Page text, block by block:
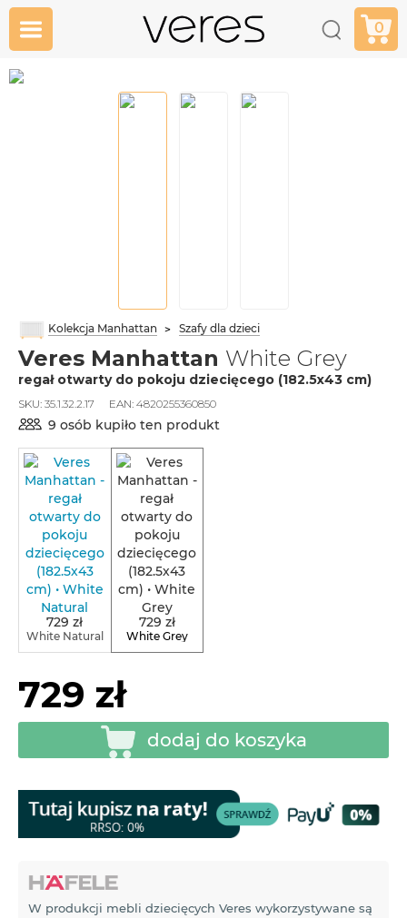
0
Kolekcja Manhattan Szafy dla dzieci
Veres Manhattan White Grey
regał otwarty do pokoju dziecięcego (182.5х43 cm)
SKU: 35.1.32.2.17 EAN: 4820255360850
9 osób kupiło ten produkt
729 zł
White Natural
729 zł
White Grey
729 zł
dodaj do koszyka
W produkcji mebli dziecięcych Veres wykorzystywane są